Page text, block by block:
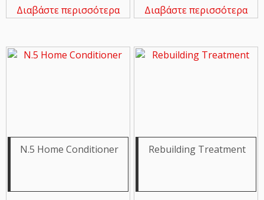
Διαβάστε περισσότερα Διαβάστε περισσότερα
N.5 Home Conditioner Rebuilding Treatment